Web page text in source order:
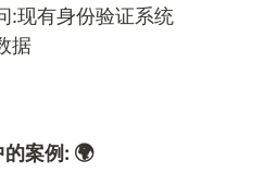
:现有身份验证系统
据
案例: 🌍